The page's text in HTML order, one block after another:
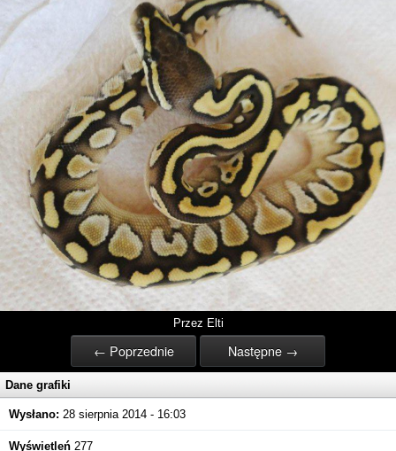
Przez Elti
← Poprzednie Następne →
Dane grafiki
Wysłano: 28 sierpnia 2014 - 16:03
Wyświetleń 277